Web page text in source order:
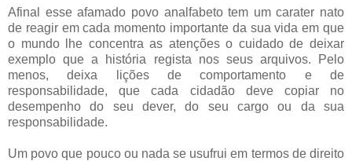
Afinal esse afamado povo analfabeto tem um carater nato
de reagir em cada momento importante da sua vida em que
o mundo lhe concentra as atenções o cuidado de deixar
exemplo que a história regista nos seus arquivos. Pelo
menos, deixa lições de comportamento e de
responsabilidade, que cada cidadão deve copiar no
desempenho do seu dever, do seu cargo ou da sua
responsabilidade.
Um povo que pouco ou nada se usufrui em termos de direito